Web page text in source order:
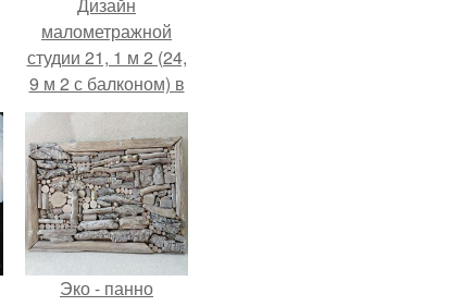
малометражной
студии 21, 1 м 2 (24,
9 м 2 с балконом) в
Краснодаре.
Эко - панно